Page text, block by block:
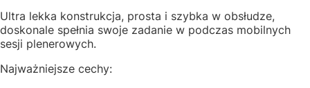
Ultra lekka konstrukcja, prosta i szybka w obsłudze,
doskonale spełnia swoje zadanie w podczas mobilnych
sesji plenerowych.
Najważniejsze cechy: